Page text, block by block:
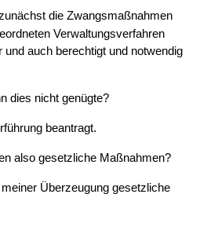
die Zwangsmaßnahmen
Verwaltungsverfahren
auch berechtigt und notwendig
dies nicht genügte?
beantragt.
also gesetzliche Maßnahmen?
Überzeugung gesetzliche